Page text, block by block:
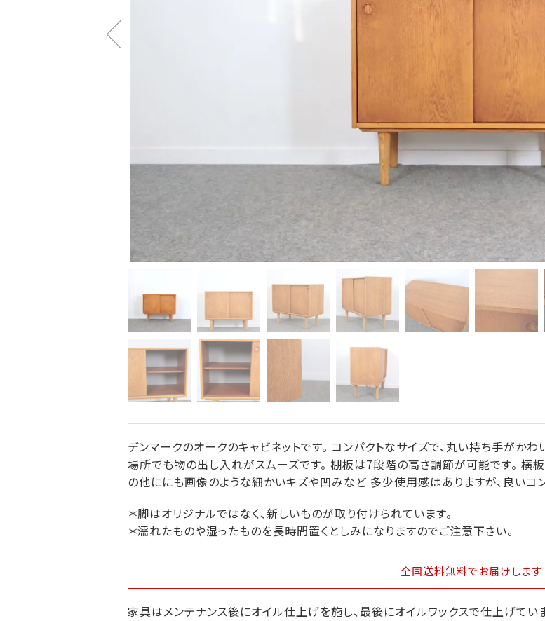
デンマークのオークのキャビネットです。 コンパクトなサイズで、丸い持ち手がか
場所でも物の出し入れがスムーズです。 棚板は7段階の高さ調節が可能です。 横
の他ににも画像のような細かいキズや凹みなど 多少使用感はありますが、良いコン
＊脚はオリジナルではなく、新しいものが取り付けられています。
＊濡れたものや湿ったものを長時間置くとしみになりますのでご注意下さい。
全国送料無料でお届けします
家具はメンテナンス後にオイル仕上げを施し、最後にオイルワックスで仕上げていま